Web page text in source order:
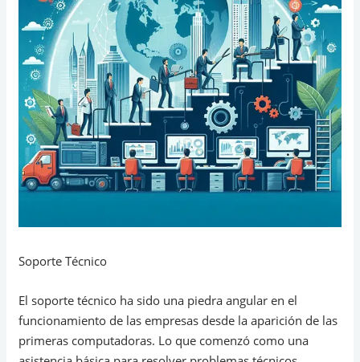
Soporte Técnico
El soporte técnico ha sido una piedra angular en el
funcionamiento de las empresas desde la aparición de las
primeras computadoras. Lo que comenzó como una